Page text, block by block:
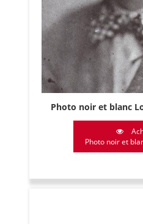
Photo noir et blanc
Photo noir et